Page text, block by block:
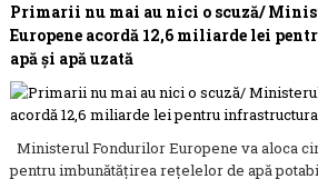
Primarii nu mai au nici o scuză/
Europene acordă 12,6 miliarde lei
apă și apă uzată
Ministerul Fondurilor Europene va aloca
pentru imbunătățirea rețelelor de apă